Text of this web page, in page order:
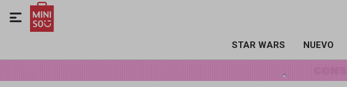
STAR WARS NUEVO
